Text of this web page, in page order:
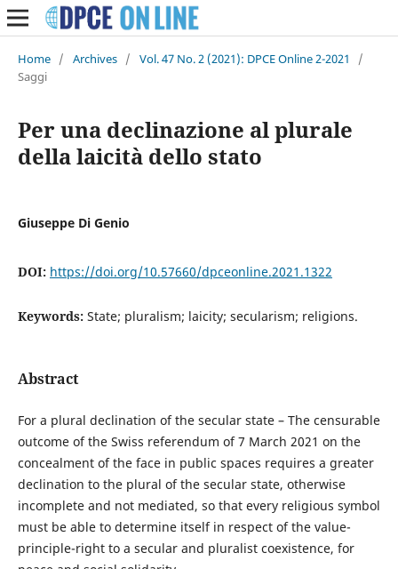
Home / Archives / Vol. 47 No. 2 (2021): DPCE Online 2-2021
/
Saggi
Per una declinazione al plurale
della laicità dello stato
Giuseppe Di Genio
DOI: https://doi.org/10.57660/dpceonline.2021.1322
Keywords: State; pluralism; laicity; secularism; religions.
Abstract
For a plural declination of the secular state – The censurable
outcome of the Swiss referendum of 7 March 2021 on the
concealment of the face in public spaces requires a greater
declination to the plural of the secular state, otherwise
incomplete and not mediated, so that every religious symbol
must be able to determine itself in respect of the value-
principle-right to a secular and pluralist coexistence, for